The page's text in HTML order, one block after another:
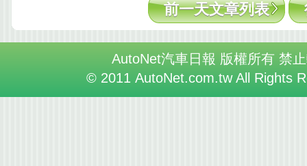
前一天文章列表
AutoNet汽車日報 版權所有 禁
© 2011 AutoNet.com.tw All Rights